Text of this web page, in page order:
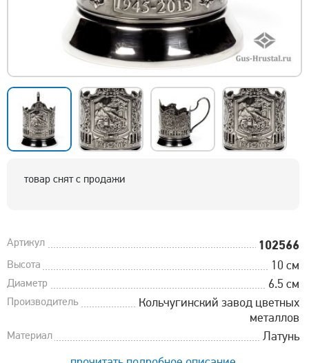
товар снят с продажи
Артикул 102566
Высота 10 см
Диаметр 6.5 см
Производитель
Кольчугинский завод цветных
металлов
Материал
Латунь